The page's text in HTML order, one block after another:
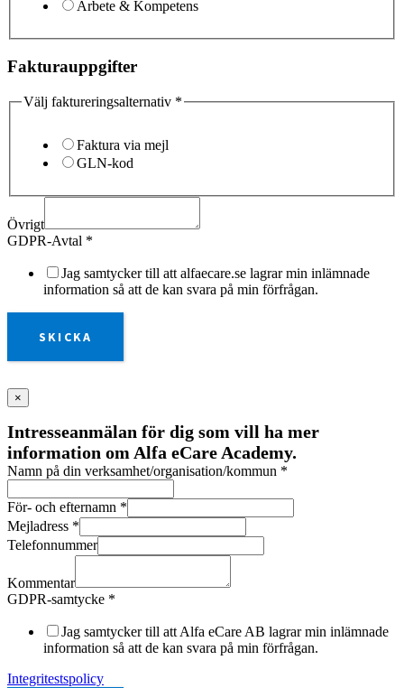
Arbete & Kompetens
Fakturauppgifter
Välj faktureringsalternativ *
Faktura via mejl
GLN-kod
Övrigt
GDPR-Avtal *
Jag samtycker till att alfaecare.se lagrar min inlämnade
information så att de kan svara på min förfrågan.
SKICKA
×
Intresseanmälan för dig som vill ha mer
information om Alfa eCare Academy.
Namn på din verksamhet/organisation/kommun *
För- och efternamn *
Mejladress *
Telefonnummer
Kommentar
GDPR-samtycke *
Jag samtycker till att Alfa eCare AB lagrar min inlämnade
information så att de kan svara på min förfrågan.
Integritestspolicy